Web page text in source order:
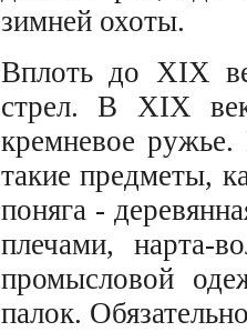
зимней охоты.
Вплоть до XIX
стрел. В XIX
кремневое ружье.
такие предметы,
поняга -
плечами, нарта-
промысловой
палок.